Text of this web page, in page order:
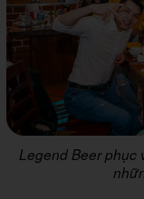
Legend Beer phục